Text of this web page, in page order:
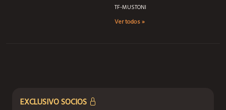
TF-MUSTONI
Ver todos »
EXCLUSIVO SOCIOS